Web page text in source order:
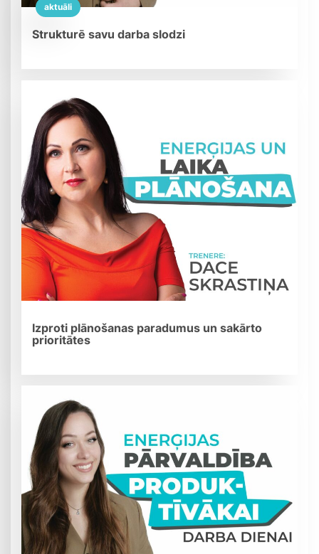
aktuāli
Strukturē savu darba slodzi
Izproti plānošanas paradumus un sakārto
prioritātes